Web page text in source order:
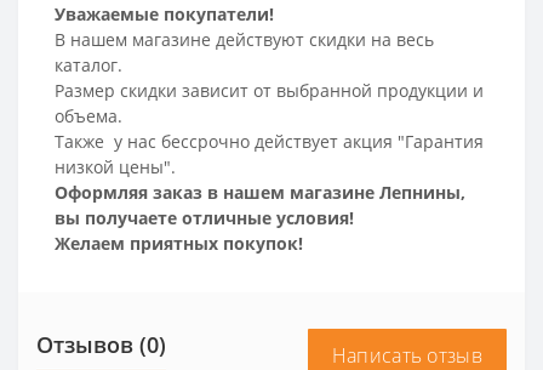
Уважаемые покупатели!
В нашем магазине действуют скидки на весь
каталог.
Размер скидки зависит от выбранной продукции и
объема.
Также у нас бессрочно действует акция "Гарантия
низкой цены".
Оформляя заказ в нашем магазине Лепнины,
вы получаете отличные условия!
Желаем приятных покупок!
Отзывов (0) Написать отзыв